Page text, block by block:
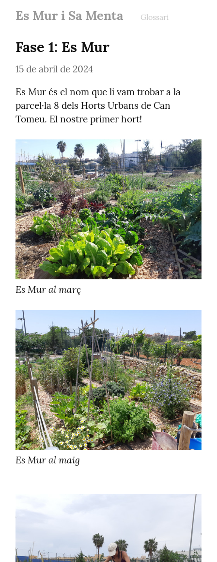
Es Mur i Sa Menta Glossari
Fase 1: Es Mur
15 de abril de 2024
Es Mur és el nom que li vam trobar a la
parcel·la 8 dels Horts Urbans de Can
Tomeu. El nostre primer hort!
Es Mur al març
Es Mur al maig